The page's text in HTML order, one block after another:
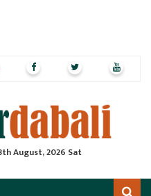
August, 2026 Sat